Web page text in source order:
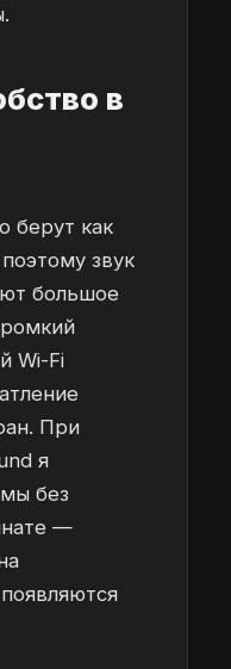
в
берут как
звук
большое
Wi-Fi
При
я
без
—